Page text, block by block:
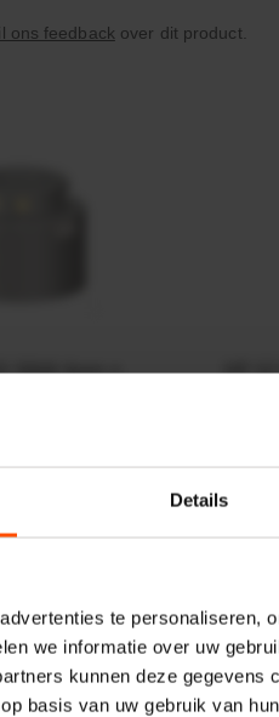
Details
te personaliseren,
we informatie over uw
kunnen deze gegevens
basis van uw gebruik van
ons feedback over dit product.
50kN 4mm x
HP